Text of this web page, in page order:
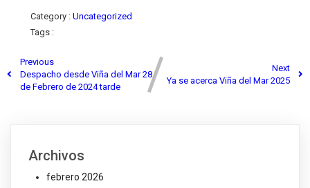
Category : Uncategorized
Tags :
Previous
Despacho desde Viña del Mar 28
de Febrero de 2024 tarde
Next
Ya se acerca Viña del Mar 2025
Archivos
febrero 2026